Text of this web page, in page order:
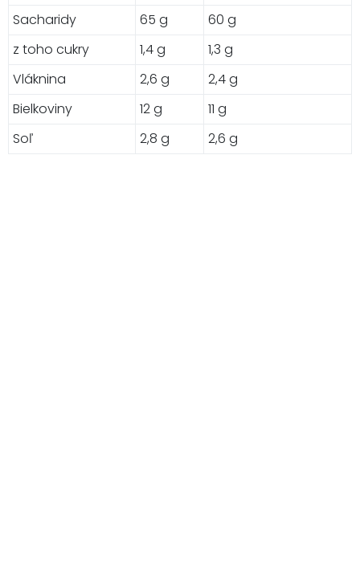
Sacharidy 65 g
60 g
z toho cukry
1,4 g
1,3 g
Vláknina
2,6 g
2,4 g
Bielkoviny
12 g
11 g
Soľ
2,8 g 2,6 g